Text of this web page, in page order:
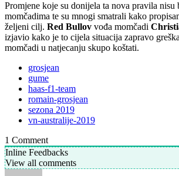
Promjene koje su donijela ta nova pravila nisu
momčadima te su mnogi smatrali kako
željeni cilj. Red Bullov vođa momčadi
izjavio kako je to cijela situacija zapravo
momčadi u natjecanju skupo koštati.
grosjean
gume
haas-f1-team
romain-grosjean
sezona 2019
vn-australije-2019
1 Comment
Inline Feedbacks
View all comments